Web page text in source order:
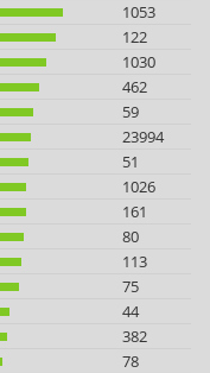
1053
122
1030
462
59
23994
51
1026
161
80
113
75
44
382
78